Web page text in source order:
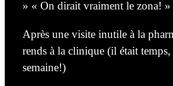
» « On dirait vraiment le zona! »
Après une visite inutile à la
rends à la clinique (il était temps,
semaine!)